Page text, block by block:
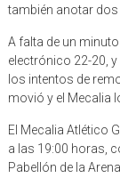
también anotar dos
A falta de un
electrónico 22-20,
los intentos de
movió y el Mecalia
El Mecalia Atlético
a las 19:00 horas,
Pabellón de la